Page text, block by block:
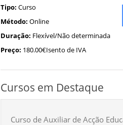
Tipo: Curso
Método: Online
Duração: Flexível/Não determinada
Preço: 180.00€Isento de IVA
Cursos em Destaque
Curso de Auxiliar de Acção